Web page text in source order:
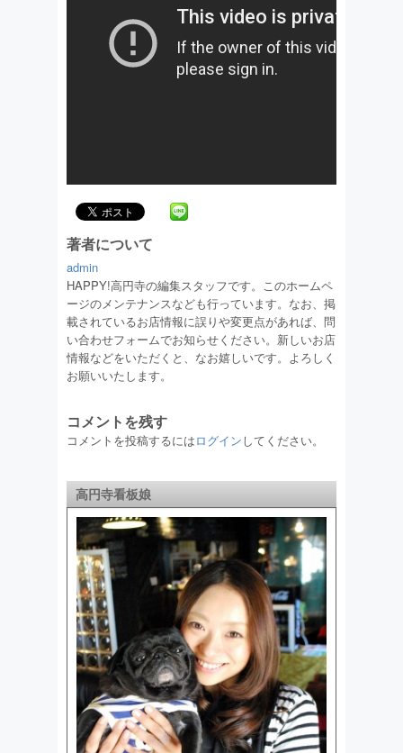
著者について
admin
HAPPY!高円寺の編集スタッフです。このホームペ
ージのメンテナンスなども行っています。なお、掲
載されているお店情報に誤りや変更点があれば、問
い合わせフォームでお知らせください。新しいお店
情報などをいただくと、なお嬉しいです。よろしく
お願いいたします。
コメントを残す
コメントを投稿するにはログインしてください。
高円寺看板娘